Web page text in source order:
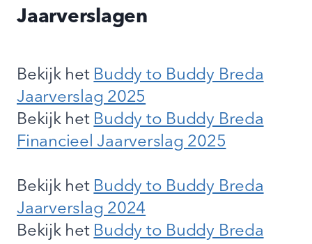
Jaarverslagen
Bekijk het Buddy to Buddy Breda
Jaarverslag 2025
Bekijk het Buddy to Buddy Breda
Financieel Jaarverslag 2025
Bekijk het Buddy to Buddy Breda
Jaarverslag 2024
Bekijk het Buddy to Buddy Breda